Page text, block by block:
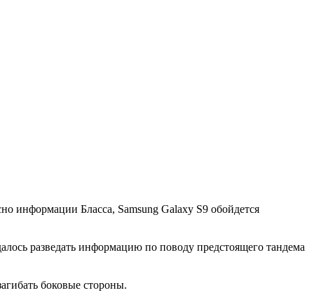
информации Бласса, Samsung Galaxy S9 обойдется
разведать информацию по поводу предстоящего тандема
боковые стороны.